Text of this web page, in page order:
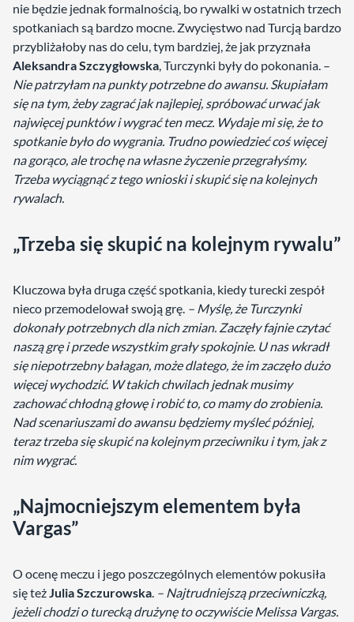
nie będzie jednak formalnością, bo rywalki w ostatnich trzech
spotkaniach są bardzo mocne. Zwycięstwo nad Turcją bardzo
przybliżałoby nas do celu, tym bardziej, że jak przyznała
Aleksandra Szczygłowska, Turczynki były do pokonania. –
Nie patrzyłam na punkty potrzebne do awansu. Skupiałam
się na tym, żeby zagrać jak najlepiej, spróbować urwać jak
najwięcej punktów i wygrać ten mecz. Wydaje mi się, że to
spotkanie było do wygrania. Trudno powiedzieć coś więcej
na gorąco, ale trochę na własne życzenie przegrałyśmy.
Trzeba wyciągnąć z tego wnioski i skupić się na kolejnych
rywalach.
„Trzeba się skupić na kolejnym rywalu”
Kluczowa była druga część spotkania, kiedy turecki zespół
nieco przemodelował swoją grę. – Myślę, że Turczynki
dokonały potrzebnych dla nich zmian. Zaczęły fajnie czytać
naszą grę i przede wszystkim grały spokojnie. U nas wkradł
się niepotrzebny bałagan, może dlatego, że im zaczęło dużo
więcej wychodzić. W takich chwilach jednak musimy
zachować chłodną głowę i robić to, co mamy do zrobienia.
Nad scenariuszami do awansu będziemy myśleć później,
teraz trzeba się skupić na kolejnym przeciwniku i tym, jak z
nim wygrać.
„Najmocniejszym elementem była
Vargas”
O ocenę meczu i jego poszczególnych elementów pokusiła
się teżJulia Szczurowska. – Najtrudniejszą przeciwniczką,
jeżeli chodzi o turecką drużynę to oczywiście Melissa Vargas.